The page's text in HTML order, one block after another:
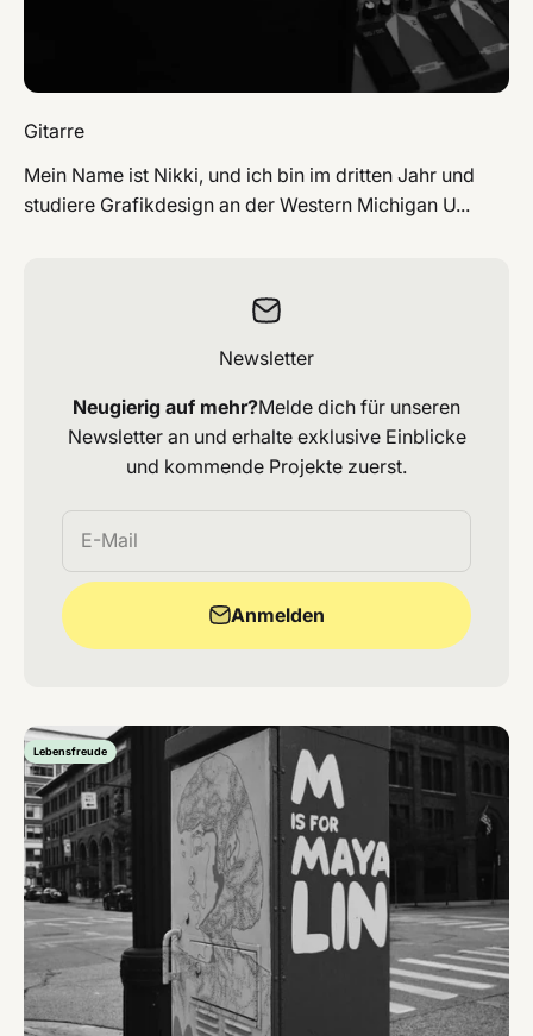
Gitarre
Mein Name ist Nikki, und ich bin im dritten Jahr und
studiere Grafikdesign an der Western Michigan U...
Newsletter
Neugierig auf mehr?Melde dich für unseren
Newsletter an und erhalte exklusive Einblicke
und kommende Projekte zuerst.
E-Mail
Anmelden
Lebensfreude